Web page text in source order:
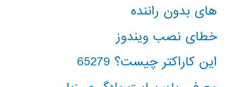
های بدون راننده
خطای نصب ویندوز
این کاراکتر چیست؟ 65279